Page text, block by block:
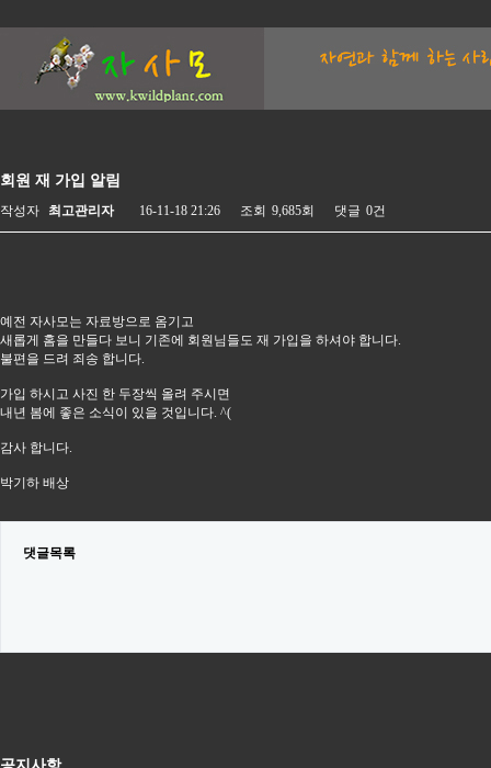
회원 재 가입 알림
작성자 최고관리자 16-11-18 21:26 조회 9,685회 댓글 0건
예전 자사모는 자료방으로 옴기고
새롭게 홈을 만들다 보니 기존에 회원님들도 재 가입을 하셔야 합니다.
불편을 드려 죄송 합니다.
가입 하시고 사진 한 두장씩 올려 주시면
내년 봄에 좋은 소식이 있을 것입니다. ^(
감사 합니다.
박기하 배상
댓글목록